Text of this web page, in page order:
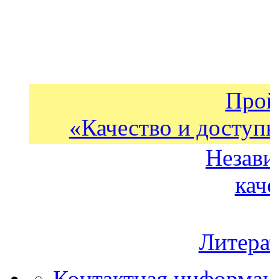
«Качество и